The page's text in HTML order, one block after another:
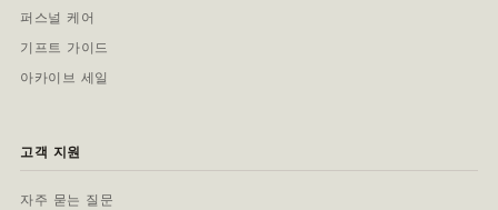
퍼스널 케어
기프트 가이드
아카이브 세일
고객 지원
자주 묻는 질문